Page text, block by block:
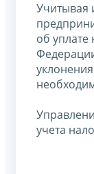
Учитывая
об
учета